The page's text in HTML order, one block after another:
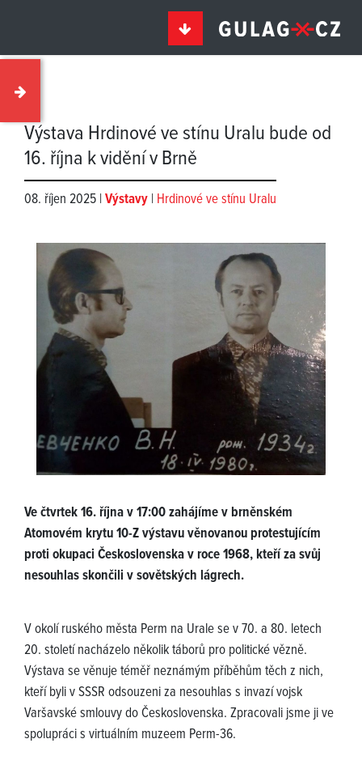
Výstava Hrdinové ve stínu Uralu bude od
16. října k vidění v Brně
08. říjen 2025 | Výstavy | Hrdinové ve stínu Uralu
Ve čtvrtek 16. října v 17:00 zahájíme v brněnském
Atomovém krytu 10-Z výstavu věnovanou protestujícím
proti okupaci Československa v roce 1968, kteří za svůj
nesouhlas skončili v sovětských lágrech.
V okolí ruského města Perm na Urale se v 70. a 80. letech
20. století nacházelo několik táborů pro politické vězně.
Výstava se věnuje téměř neznámým příběhům těch z nich,
kteří byli v SSSR odsouzeni za nesouhlas s invazí vojsk
Varšavské smlouvy do Československa. Zpracovali jsme ji ve
spolupráci s virtuálním muzeem Perm-36.